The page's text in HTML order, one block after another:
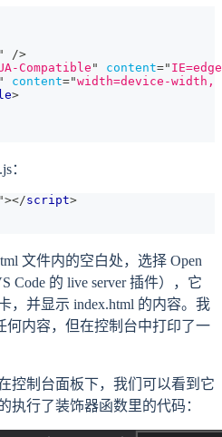
"
/>
Compatible " content=" IE=edge
" content="width=device-
>
：
"></script>
文件内的空白处，选择 Open
Code 的 live server 插件），它
，并显示 index.html 的内容。我
何内容，但在控制台中打印了一
控制台面板下，我们可以看到它
执行了装饰器函数里的代码：